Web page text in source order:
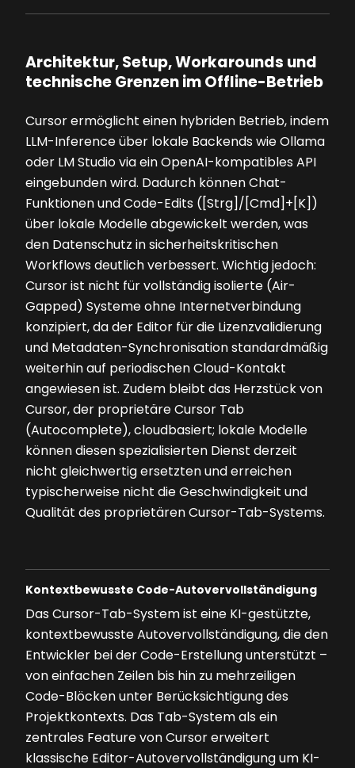
Architektur, Setup, Workarounds und
technische Grenzen im Offline-Betrieb
Cursor ermöglicht einen hybriden Betrieb, indem
LLM-Inference über lokale Backends wie Ollama
oder LM Studio via ein OpenAI-kompatibles API
eingebunden wird. Dadurch können Chat-
Funktionen und Code-Edits ([Strg]/[Cmd]+[K])
über lokale Modelle abgewickelt werden, was
den Datenschutz in sicherheitskritischen
Workflows deutlich verbessert. Wichtig jedoch:
Cursor ist nicht für vollständig isolierte (Air-
Gapped) Systeme ohne Internetverbindung
konzipiert, da der Editor für die Lizenzvalidierung
und Metadaten-Synchronisation standardmäßig
weiterhin auf periodischen Cloud-Kontakt
angewiesen ist. Zudem bleibt das Herzstück von
Cursor, der proprietäre Cursor Tab
(Autocomplete), cloudbasiert; lokale Modelle
können diesen spezialisierten Dienst derzeit
nicht gleichwertig ersetzten und erreichen
typischerweise nicht die Geschwindigkeit und
Qualität des proprietären Cursor-Tab-Systems.
Kontextbewusste Code-Autovervollständigung
Das Cursor-Tab-System ist eine KI-gestützte,
kontextbewusste Autovervollständigung, die den
Entwickler bei der Code-Erstellung unterstützt –
von einfachen Zeilen bis hin zu mehrzeiligen
Code-Blöcken unter Berücksichtigung des
Projektkontexts. Das Tab-System als ein
zentrales Feature von Cursor erweitert
klassische Editor-Autovervollständigung um KI-